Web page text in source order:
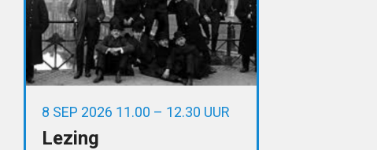
8 SEP 2026 11.00 – 12.30 UUR
Lezing